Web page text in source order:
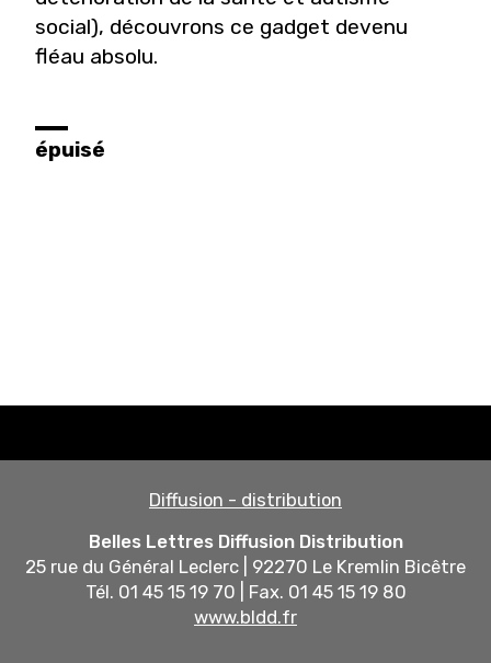
social), découvrons ce gadget devenu
fléau absolu.
épuisé
Diffusion - distribution
Belles Lettres Diffusion Distribution
25 rue du Général Leclerc | 92270 Le Kremlin Bicêtre
Tél. 01 45 15 19 70 | Fax. 01 45 15 19 80
www.bldd.fr